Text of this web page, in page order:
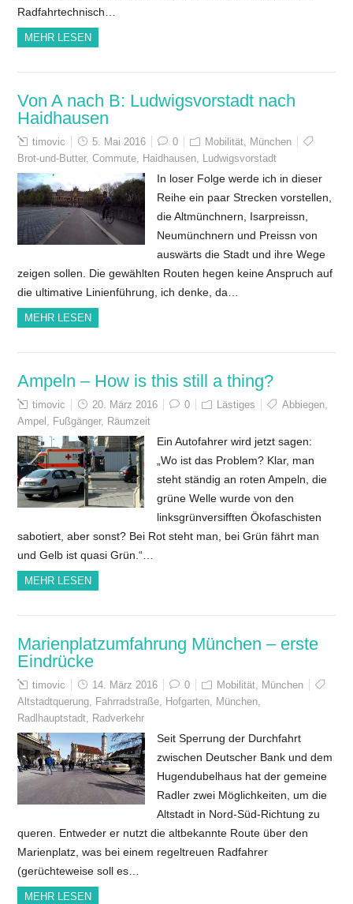
Radfahrtechnisch…
MEHR LESEN
Von A nach B: Ludwigsvorstadt nach
Haidhausen
timovic 5. Mai 2016 0 Mobilität, München
Brot-und-Butter,Commute, Haidhausen, Ludwigsvorstadt
In loser Folge werde ich in dieser
Reihe ein paar Strecken vorstellen,
die Altmünchnern, Isarpreissn,
Neumünchnern und Preissn von
auswärts die Stadt und ihre Wege
zeigen sollen. Die gewählten Routen hegen keine Anspruch auf
die ultimative Linienführung, ich denke, da…
MEHR LESEN
Ampeln – How is this still a thing?
timovic 20. März 2016 0 Lästiges Abbiegen,
Ampel , Fußgänger, Räumzeit
Ein Autofahrer wird jetzt sagen:
„Wo ist das Problem? Klar, man
steht ständig an roten Ampeln, die
grüne Welle wurde von den
linksgrünversifften Ökofaschisten
sabotiert, aber sonst? Bei Rot steht man, bei Grün fährt man
und Gelb ist quasi Grün.“…
MEHR LESEN
Marienplatzumfahrung München – erste
Eindrücke
timovic 14. März 2016 0 Mobilität, München
Altstadtquerung, Fahrradstraße, Hofgarten, München,
Radlhauptstadt, Radverkehr
Seit Sperrung der Durchfahrt
zwischen Deutscher Bank und dem
Hugendubelhaus hat der gemeine
Radler zwei Möglichkeiten, um die
Altstadt in Nord-Süd-Richtung zu
queren. Entweder er nutzt die altbekannte Route über den
Marienplatz, was bei einem regeltreuen Radfahrer
(gerüchteweise soll es…
MEHR LESEN